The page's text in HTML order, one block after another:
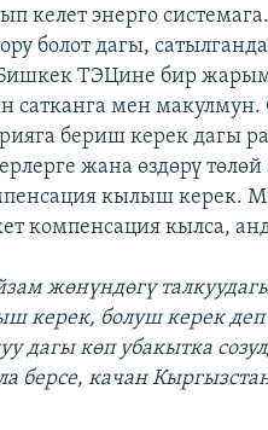
келет энерго
болот дагы,
ТЭЦине бир
сатканга мен
бериш керек дагы
жана өздөрү
кылыш керек.
компенсация кылса,
жөнүндөгү
керек, болуш керек
дагы көп убакытка
берсе, качан